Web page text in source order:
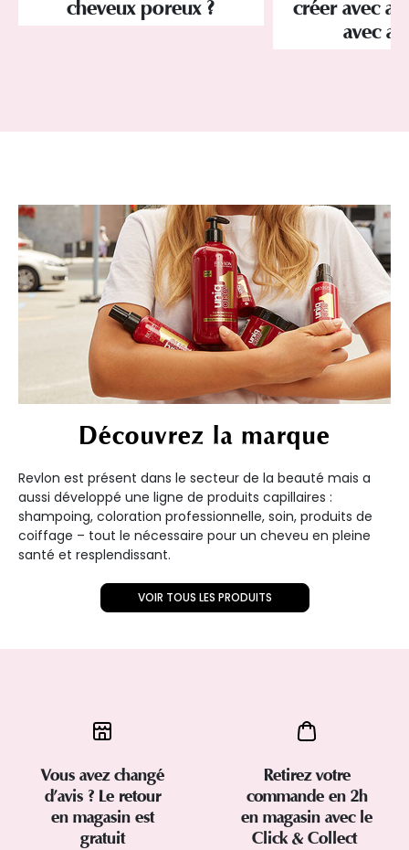
cheveux poreux ?
créer avec
avec
Découvrez la marque
Revlon est présent dans le secteur de la beauté mais a
aussi développé une ligne de produits capillaires :
shampoing, coloration professionnelle, soin, produits de
coiffage – tout le nécessaire pour un cheveu en pleine
santé et resplendissant.
VOIR TOUS LES PRODUITS
Vous avez changé
d’avis ? Le retour
en magasin est
gratuit
Retirez votre
commande en 2h
en magasin avec le
Click & Collect